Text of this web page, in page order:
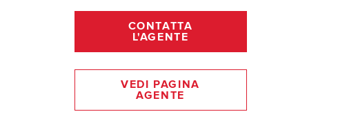
CONTATTA
L'AGENTE
VEDI PAGINA
AGENTE